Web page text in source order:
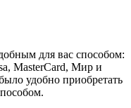
для вас способом:
MasterCard, Мир и
удобно приобретать